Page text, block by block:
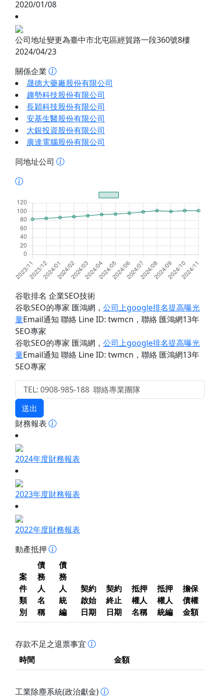
2020/01/08
公司地址變更為臺中市北屯區經貿路一段360號8樓
2024/04/23
關係企業
晟德大藥廠股份有限公司
趨勢科技股份有限公司
長穎科技股份有限公司
安基生醫股份有限公司
大銀投資股份有限公司
廣達電腦股份有限公司
同地址公司
谷歌排名 企業SEO技術
谷歌SEO的專家 匯鴻網 ， 公司上google排名提高曝光
量Email通知 聯絡 Line ID: twmcn ，聯絡 匯鴻網13年
SEO專家
谷歌SEO的專家 匯鴻網 ， 公司上google排名提高曝光
量Email通知 聯絡 Line ID: twmcn ，聯絡 匯鴻網13年
SEO專家
送出
財務報表
2024年度財務報表
2023年度財務報表
2022年度財務報表
動產抵押
案
件
類
別
債
務
人
名
稱
債
務
人
統
編
契約
啟始
日期
契約
終止
日期
抵押
權人
名稱
抵押
權人
統編
擔保
債權
金額
存款不足之退票事宜
時間
金額
工業除塵系統(政治獻金)